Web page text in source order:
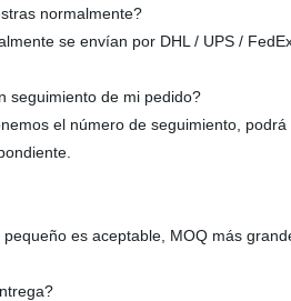
normalmente?
se envían por DHL / UPS /
seguimiento de mi pedido?
el número de seguimiento,
es aceptable, MOQ más